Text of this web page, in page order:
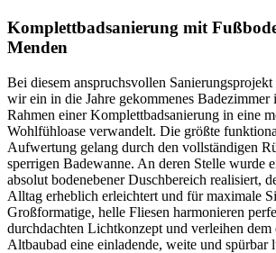
Komplettbadsanierung mit
Menden
Bei diesem anspruchsvollen
wir ein in die Jahre gekommenes
Rahmen einer Komplettbadsanierung in eine
Wohlfühloase verwandelt. Die größte
Aufwertung gelang durch den vollständigen
sperrigen Badewanne. An deren Stelle wurde
absolut bodenebener Duschbereich realisiert,
Alltag erheblich erleichtert und für maximale
Großformatige, helle Fliesen harmonieren
durchdachten Lichtkonzept und verleihen dem
Altbaubad eine einladende, weite und spürbar